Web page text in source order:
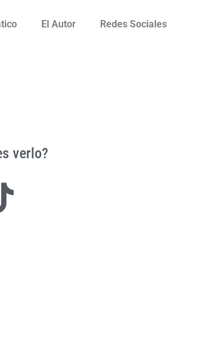
El Autor Redes Sociales
verlo?